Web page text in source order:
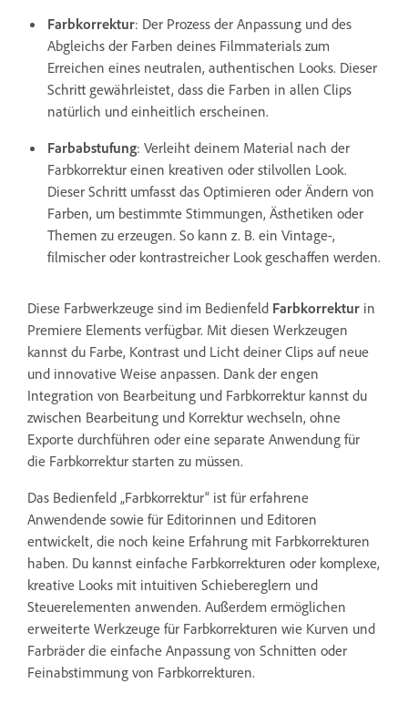
Farbkorrektur: Der Prozess der Anpassung und des
Abgleichs der Farben deines Filmmaterials zum
Erreichen eines neutralen, authentischen Looks. Dieser
Schritt gewährleistet, dass die Farben in allen Clips
natürlich und einheitlich erscheinen.
Farbabstufung: Verleiht deinem Material nach der
Farbkorrektur einen kreativen oder stilvollen Look.
Dieser Schritt umfasst das Optimieren oder Ändern von
Farben, um bestimmte Stimmungen, Ästhetiken oder
Themen zu erzeugen. So kann z. B. ein Vintage-,
filmischer oder kontrastreicher Look geschaffen werden.
Diese Farbwerkzeuge sind im Bedienfeld Farbkorrektur in
Premiere Elements verfügbar. Mit diesen Werkzeugen
kannst du Farbe, Kontrast und Licht deiner Clips auf neue
und innovative Weise anpassen. Dank der engen
Integration von Bearbeitung und Farbkorrektur kannst du
zwischen Bearbeitung und Korrektur wechseln, ohne
Exporte durchführen oder eine separate Anwendung für
die Farbkorrektur starten zu müssen.
Das Bedienfeld „Farbkorrektur“ ist für erfahrene
Anwendende sowie für Editorinnen und Editoren
entwickelt, die noch keine Erfahrung mit Farbkorrekturen
haben. Du kannst einfache Farbkorrekturen oder komplexe,
kreative Looks mit intuitiven Schiebereglern und
Steuerelementen anwenden. Außerdem ermöglichen
erweiterte Werkzeuge für Farbkorrekturen wie Kurven und
Farbräder die einfache Anpassung von Schnitten oder
Feinabstimmung von Farbkorrekturen.